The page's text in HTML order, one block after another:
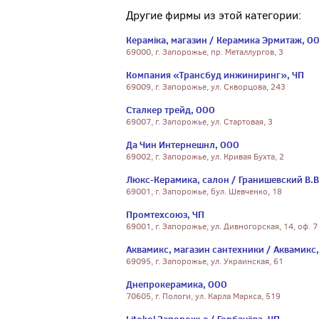
Другие фирмы из этой категории:
Кераміка, магазин / Керамика Эрмитаж,
69000, г. Запорожье, пр. Металлургов, 3
Компания «Трансбуд инжиниринг», ЧП
69009, г. Запорожье, ул. Скворцова, 243
Сталкер трейд, ООО
69007, г. Запорожье, ул. Стартовая, 3
Да Чин Интернешнл, ООО
69002, г. Запорожье, ул. Кривая Бухта, 2
Люкс-Керамика, салон / Гранишевский
69001, г. Запорожье, бул. Шевченко, 18
Промтехсоюз, ЧП
69001, г. Запорожье, ул. Дивногорская, 14, оф. 7
Аквамикс, магазин сантехники /
69095, г. Запорожье, ул. Украинская, 61
Днепрокерамика, ООО
70605, г. Пологи, ул. Карла Маркса, 519